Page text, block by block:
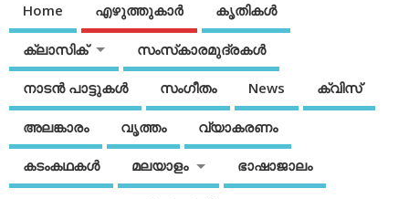
Home എഴുത്തുകാര്‍ കൃതികൾ
ക്ലാസിക് സംസ്‌കാരമുദ്രകള്‍
നാടന്‍ പാട്ടുകള്‍ സംഗീതം News ക്വിസ്
അലങ്കാരം വൃത്തം വ്യാകരണം
കടംകഥകള്‍ മലയാളം ഭാഷാജാലം